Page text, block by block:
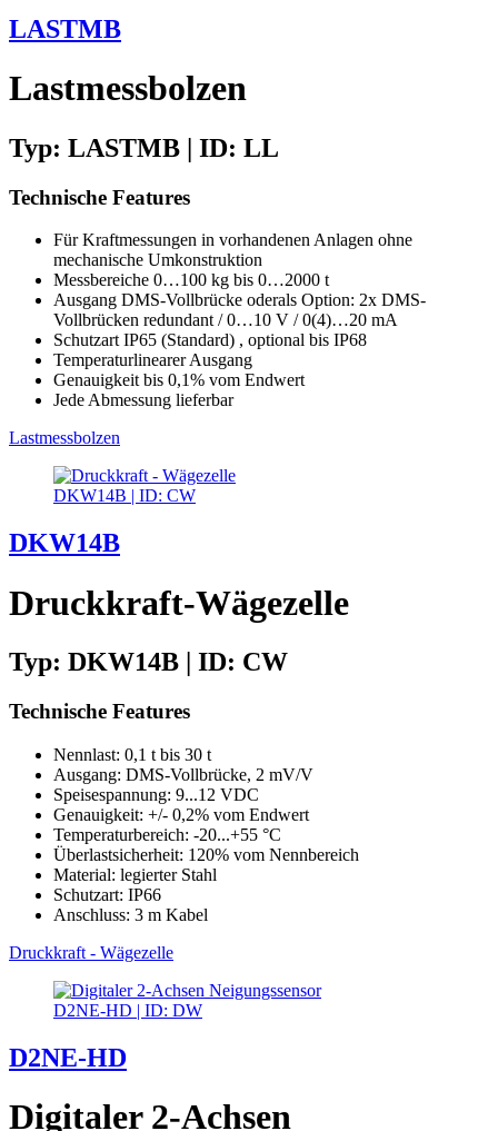
LASTMB
Lastmessbolzen
Typ: LASTMB | ID: LL
Technische Features
Für Kraftmessungen in vorhandenen Anlagen ohne
mechanische Umkonstruktion
Messbereiche 0…100 kg bis 0…2000 t
Ausgang DMS-Vollbrücke oderals Option: 2x DMS-
Vollbrücken redundant / 0…10 V / 0(4)…20 mA
Schutzart IP65 (Standard) , optional bis IP68
Temperaturlinearer Ausgang
Genauigkeit bis 0,1% vom Endwert
Jede Abmessung lieferbar
Lastmessbolzen
DKW14B | ID: CW
DKW14B
Druckkraft-Wägezelle
Typ: DKW14B | ID: CW
Technische Features
Nennlast: 0,1 t bis 30 t
Ausgang: DMS-Vollbrücke, 2 mV/V
Speisespannung: 9...12 VDC
Genauigkeit: +/- 0,2% vom Endwert
Temperaturbereich: -20...+55 °C
Überlastsicherheit: 120% vom Nennbereich
Material: legierter Stahl
Schutzart: IP66
Anschluss: 3 m Kabel
Druckkraft - Wägezelle
D2NE-HD | ID: DW
D2NE-HD
Digitaler 2-Achsen